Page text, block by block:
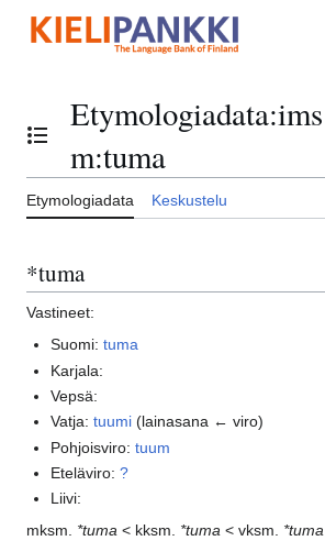
sisältöön
Vaihda sisällysluettelo
Etymologiadata:ims
m:tuma
Etymologiadata Keskustelu
*tuma
Vastineet:
Suomi:tuma
Karjala:
Vepsä:
Vatja:tuumi (lainasana ← viro)
Pohjoisviro:tuum
Eteläviro:?
Liivi:
mksm. *tuma < kksm. *tuma < vksm. *tuma